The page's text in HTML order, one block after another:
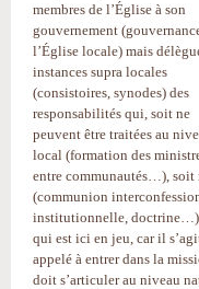
membres de l’Église à son
gouvernement
l’Église locale) mais
instances supra locales
(consistoires, synodes) des
responsabilités qui, soit ne
peuvent être traitées au
local (formation des
entre communautés…), soit
(communion
institutionnelle, doctrine…)
qui est ici en jeu, car il
appelé à entrer dans la
doit s’articuler au niveau